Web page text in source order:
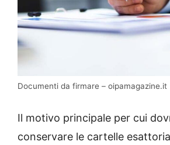
Documenti da firmare – oipamagazine.it
Il motivo principale per cui
conservare le cartelle